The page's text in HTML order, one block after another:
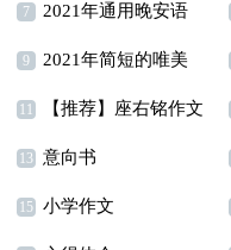
上发的早安心语朋友圈
合集58条
7 2021年通用晚安语
录朋友圈锦集62句
9 2021年简短的唯美
简短句子汇编49句
11 【推荐】座右铭作文
汇总9篇
13 意向书
15 小学作文